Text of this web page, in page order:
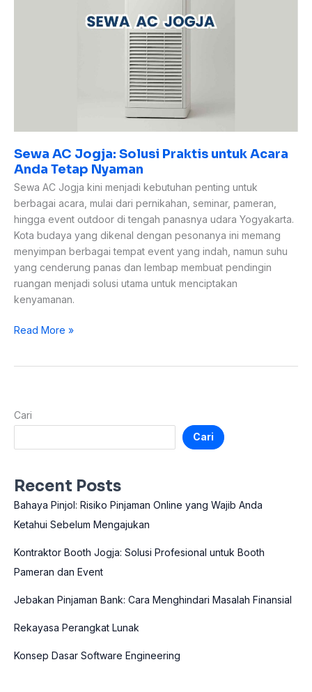
Sewa AC Jogja: Solusi Praktis untuk Acara
Anda Tetap Nyaman
Sewa AC Jogja kini menjadi kebutuhan penting untuk
berbagai acara, mulai dari pernikahan, seminar, pameran,
hingga event outdoor di tengah panasnya udara Yogyakarta.
Kota budaya yang dikenal dengan pesonanya ini memang
menyimpan berbagai tempat event yang indah, namun suhu
yang cenderung panas dan lembap membuat pendingin
ruangan menjadi solusi utama untuk menciptakan
kenyamanan.
Read More »
Cari
Cari
Recent Posts
Bahaya Pinjol: Risiko Pinjaman Online yang Wajib Anda
Ketahui Sebelum Mengajukan
Kontraktor Booth Jogja: Solusi Profesional untuk Booth
Pameran dan Event
Jebakan Pinjaman Bank: Cara Menghindari Masalah Finansial
Rekayasa Perangkat Lunak
Konsep Dasar Software Engineering